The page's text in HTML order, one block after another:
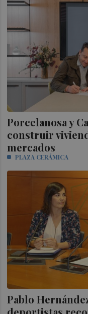
Porcelanosa y
construir
mercados
PLAZA CERÁMICA
Pablo